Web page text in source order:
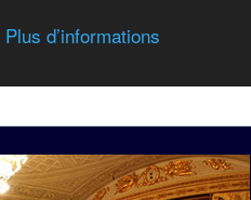
Plus d’informations